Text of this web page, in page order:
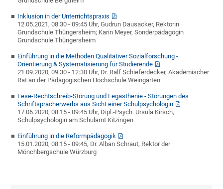
Inklusion in der Unterrichtspraxis
12.05.2021, 08:30 - 09:45 Uhr, Gudrun Dausacker, Rektorin
Grundschule Thüngersheim; Karin Meyer, Sonderpädagogin
Grundschule Thüngersheim
Einführung in die Methoden Qualitativer Sozialforschung -
Orientierung & Systematisierung für Studierende
21.09.2020, 09:30 - 12:30 Uhr, Dr. Ralf Schieferdecker, Akademischer
Rat an der Pädagogischen Hochschule Weingarten
Lese-Rechtschreib-Störung und Legasthenie - Störungen des
Schriftspracherwerbs aus Sicht einer Schulpsychologin
17.06.2020, 08:15 - 09:45 Uhr, Dipl.-Psych. Ursula Kirsch,
Schulpsychologin am Schulamt Kitzingen
Einführung in die Reformpädagogik
15.01.2020, 08:15 - 09:45, Dr. Alban Schraut, Rektor der
Mönchbergschule Würzburg